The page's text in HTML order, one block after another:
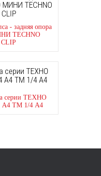
TECHNO
CLIP
серии ТЕХНО
TM 1/4 А4